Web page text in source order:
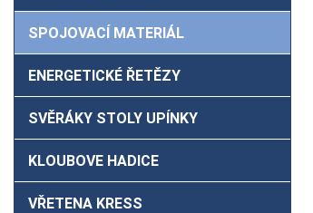
SPOJOVACÍ MATERIÁL
ENERGETICKÉ ŘETĚZY
SVĚRÁKY STOLY UPÍNKY
KLOUBOVE HADICE
VŘETENA KRESS